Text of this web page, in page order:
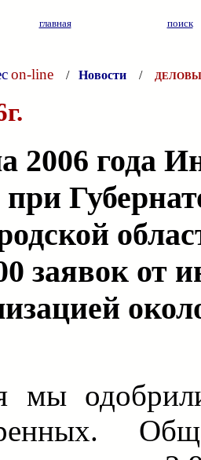
главная поиск
on-line / Новости /
2006 года
при
заявок от
мы